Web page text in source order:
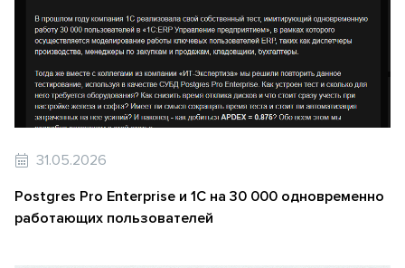
31.05.2026
Postgres Pro Enterprise и 1С на 30 000 одновременно
работающих пользователей